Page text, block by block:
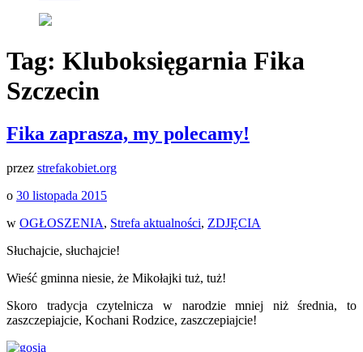
Tag: Kluboksięgarnia Fika
Szczecin
Fika zaprasza, my polecamy!
przez strefakobiet.org
o 30 listopada 2015
w OGŁOSZENIA, Strefa aktualności, ZDJĘCIA
Słuchajcie, słuchajcie!
Wieść gminna niesie, że Mikołajki tuż, tuż!
Skoro tradycja czytelnicza w narodzie mniej niż średnia, to
zaszczepiajcie, Kochani Rodzice, zaszczepiajcie!